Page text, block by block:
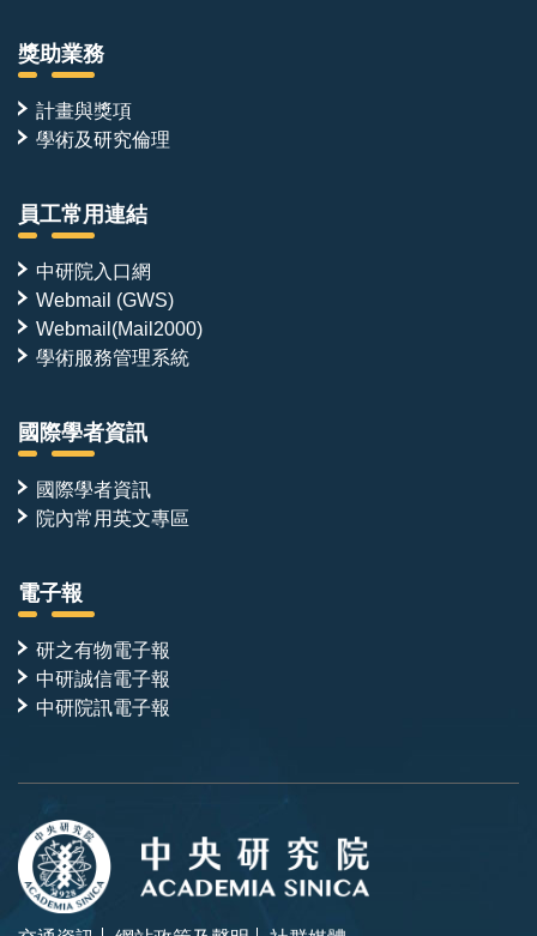
獎助業務
計畫與獎項
學術及研究倫理
員工常用連結
中研院入口網
Webmail (GWS)
Webmail(Mail2000)
學術服務管理系統
國際學者資訊
國際學者資訊
院內常用英文專區
電子報
研之有物電子報
中研誠信電子報
中研院訊電子報